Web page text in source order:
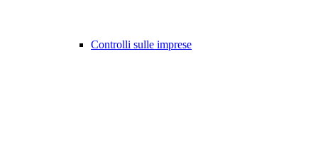
Controlli sulle imprese